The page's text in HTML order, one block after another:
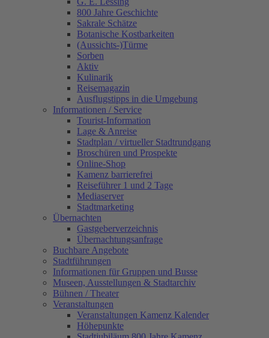
800 Jahre Geschichte
Sakrale Schätze
Botanische Kostbarkeiten
(Aussichts-)Türme
Sorben
Aktiv
Kulinarik
Reisemagazin
Ausflugstipps in die Umgebung
Informationen / Service
Tourist-Information
Lage & Anreise
Stadtplan / virtueller Stadtrundgang
Broschüren und Prospekte
Online-Shop
Kamenz barrierefrei
Reiseführer 1 und 2 Tage
Mediaserver
Stadtmarketing
Übernachten
Gastgeberverzeichnis
Übernachtungsanfrage
Buchbare Angebote
Stadtführungen
Informationen für Gruppen und Busse
Museen, Ausstellungen & Stadtarchiv
Bühnen / Theater
Veranstaltungen
Veranstaltungen Kamenz Kalender
Höhepunkte